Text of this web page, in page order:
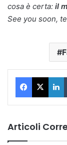
cosa è certa: il
See you soon,
Facebook
X
Articoli